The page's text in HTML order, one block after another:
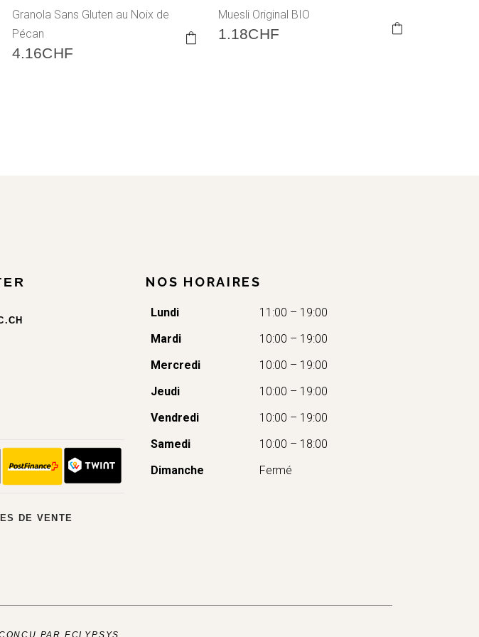
Granola Sans Gluten au Noix de
Pécan
4.16CHF
Muesli Original BIO
1.18CHF
DE VENTE
NOS HORAIRES
Lundi
11:00 – 19:00
Mardi
10:00 – 19:00
Mercredi
10:00 – 19:00
Jeudi
10:00 – 19:00
Vendredi
10:00 – 19:00
Samedi
10:00 – 18:00
Dimanche
Fermé
PAR ECLYPSYS